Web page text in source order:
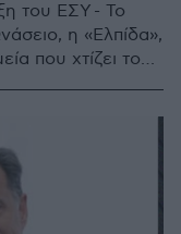
του ΕΣΥ - Το
η «Ελπίδα»,
που χτίζει το